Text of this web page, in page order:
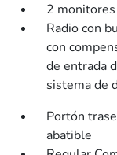
2
Radio con
con
de entrada
sistema de
Portón
abatible